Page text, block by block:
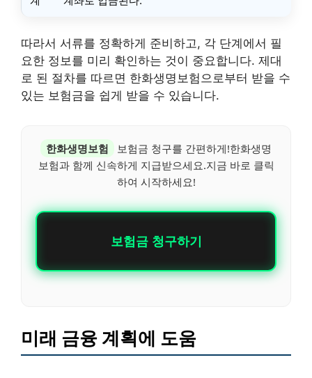
따라서 서류를 정확하게 준비하고, 각 단계에서 필
요한 정보를 미리 확인하는 것이 중요합니다. 제대
로 된 절차를 따르면 한화생명보험으로부터 받을 수
있는 보험금을 쉽게 받을 수 있습니다.
한화생명보험
보험금 청구를 간편하게!한화생명
보험과 함께 신속하게 지급받으세요.지금 바로 클릭
하여 시작하세요!
보험금 청구하기
미래 금융 계획에 도움